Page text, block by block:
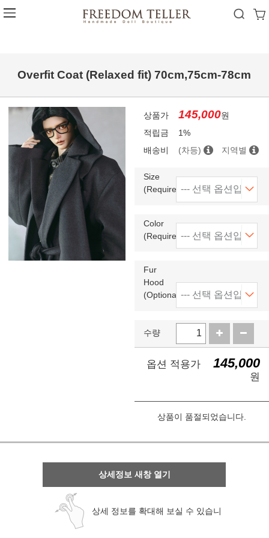
Overfit Coat (Relaxed fit) 70cm,75cm-78cm
상품가 145,000원
적립금
1%
배송비
(차등) 지역별
Size
(Required)
Color
(Required)
Fur
Hood
(Optional)
수량
옵션 적용가 145,000
원
상품이 품절되었습니다.
상세정보 새창 열기
상세 정보를 확대해 보실 수 있습니